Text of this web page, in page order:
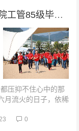
湘遇青春，欢聚30年 | 湖南财经学院工管85级毕业30周年聚会
压抑不住心中的那
月流火的日子，依稀
0